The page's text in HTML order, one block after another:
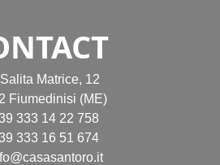
Matrice, 12
Fiumedinisi (ME)
333 14 22 758
333 16 51 674